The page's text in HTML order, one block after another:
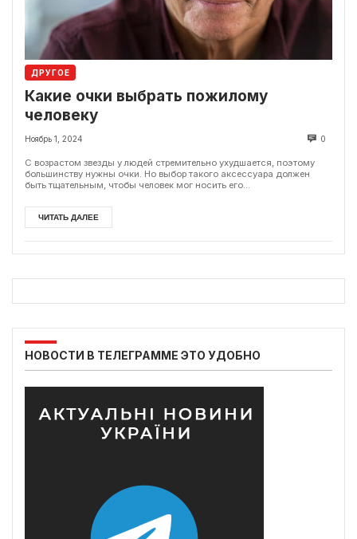
ДРУГОЕ
Какие очки выбрать пожилому
человеку
Ноябрь 1, 2024 0
С возрастом звезды у людей стремительно ухудшается, поэтому
большинству нужны очки. Но выбор такого аксессуара должен
быть тщательным, чтобы человек мог носить его...
ЧИТАТЬ ДАЛЕЕ
НОВОСТИ В ТЕЛЕГРАММЕ ЭТО УДОБНО